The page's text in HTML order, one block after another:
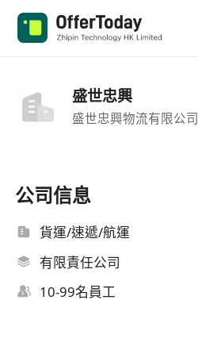
盛世忠興
盛世忠興物流有限公司
公司信息
貨運/速遞/航運
有限責任公司
10-99名員工